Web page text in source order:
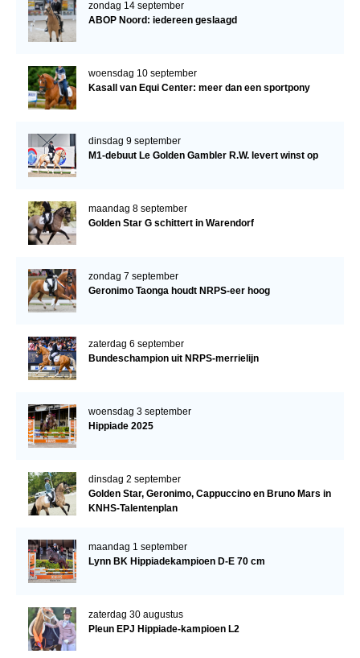
zondag 14 september
ABOP Noord: iedereen geslaagd
woensdag 10 september
Kasall van Equi Center: meer dan een sportpony
dinsdag 9 september
M1-debuut Le Golden Gambler R.W. levert winst op
maandag 8 september
Golden Star G schittert in Warendorf
zondag 7 september
Geronimo Taonga houdt NRPS-eer hoog
zaterdag 6 september
Bundeschampion uit NRPS-merrielijn
woensdag 3 september
Hippiade 2025
dinsdag 2 september
Golden Star, Geronimo, Cappuccino en Bruno Mars in
KNHS-Talentenplan
maandag 1 september
Lynn BK Hippiadekampioen D-E 70 cm
zaterdag 30 augustus
Pleun EPJ Hippiade-kampioen L2